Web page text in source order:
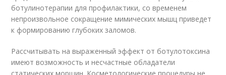
ботулинотерапии для профилактики, со временем
непроизвольное сокращение мимических мышц приведет
к формированию глубоких заломов.
Рассчитывать на выраженный эффект от ботулотоксина
имеют возможность и несчастные обладатели